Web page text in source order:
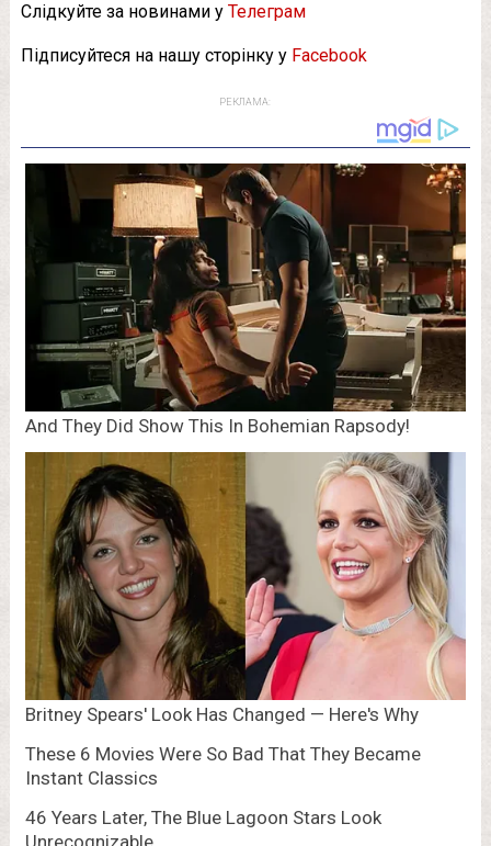
Слідкуйте за новинами у Телеграм
Підписуйтеся на нашу сторінку у Facebook
РЕКЛАМА: